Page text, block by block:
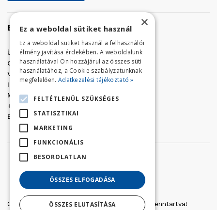
Elérhetőség
Üzletünk címe:Szolnok, Vércse út 17.
Golf Center Áruház:06 (56) 423-324
VÁR-Kert Áruház: 06 (56) 429-771
Iroda:06 (56) 421-857
Megrendelés, termék információ:
+36 (70) 938-3356
E-mail:
golfaruhaz@gmail.com
Copyright © 2022 Golfker Kft. - Minden jog fenntartva!
×
Ez a weboldal sütiket használ
Ez a weboldal sütiket használ a felhasználói
élmény javítása érdekében. A weboldalunk
használatával Ön hozzájárul az összes süti
használatához, a Cookie szabályzatunknak
megfelelően. Adatkezelési tájékoztató »
FELTÉTLENÜL SZÜKSÉGES
STATISZTIKAI
MARKETING
FUNKCIONÁLIS
BESOROLATLAN
ÖSSZES ELFOGADÁSA
ÖSSZES ELUTASÍTÁSA